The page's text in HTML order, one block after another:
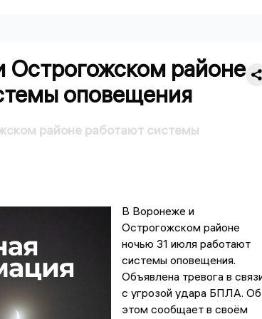
Острогожском районе
оповещения
районе работают системы
В Воронеже и
Острогожском районе
ночью 31 июля работают
системы оповещения.
Объявлена тревога в
с угрозой удара БПЛА. Об
этом сообщает в своём